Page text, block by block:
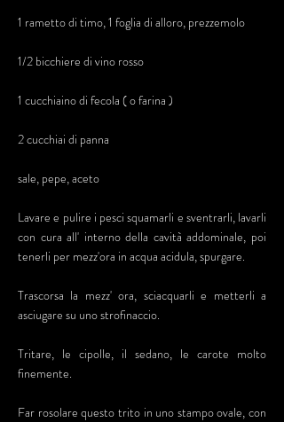
1 rametto di timo, 1 foglia di alloro, prezzemolo
1/2 bicchiere di vino rosso
1 cucchiaino di fecola ( o farina )
2 cucchiai di panna
sale, pepe, aceto
Lavare e pulire i pesci squamarli e sventrarli, lavarli
con cura all' interno della cavità addominale, poi
tenerli per mezz'ora in acqua acidula, spurgare.
Trascorsa la mezz' ora, sciacquarli e metterli a
asciugare su uno strofinaccio.
Tritare, le cipolle, il sedano, le carote molto
finemente.
Far rosolare questo trito in uno stampo ovale, con